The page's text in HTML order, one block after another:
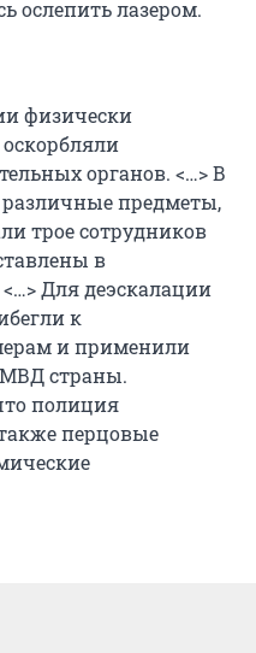
ослепить лазером.
физически
органов. <…> В
предметы,
трое сотрудников
в
Для деэскалации
к
и применили
МВД страны.
полиция
перцовые